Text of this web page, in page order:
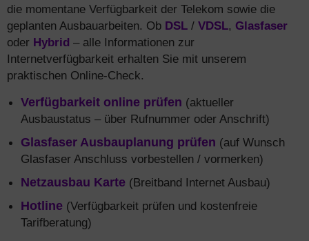
die momentane Verfügbarkeit der Telekom sowie die
geplanten Ausbauarbeiten. Ob DSL / VDSL, Glasfaser
oder Hybrid – alle Informationen zur
Internetverfügbarkeit erhalten Sie mit unserem
praktischen Online-Check.
Verfügbarkeit online prüfen (aktueller
Ausbaustatus – über Rufnummer oder Anschrift)
Glasfaser Ausbauplanung prüfen (auf Wunsch
Glasfaser Anschluss vorbestellen / vormerken)
Netzausbau Karte (Breitband Internet Ausbau)
Hotline (Verfügbarkeit prüfen und kostenfreie
Tarifberatung)